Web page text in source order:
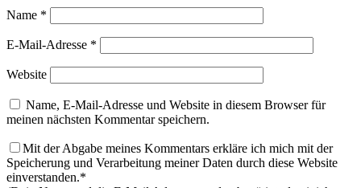
Name *
E-Mail-Adresse *
Website
Name, E-Mail-Adresse und Website in diesem Browser für
meinen nächsten Kommentar speichern.
Mit der Abgabe meines Kommentars erkläre ich mich mit der
Speicherung und Verarbeitung meiner Daten durch diese Website
einverstanden.*